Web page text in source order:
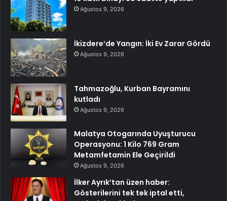
Ağustos 9, 2026
İkizdere’de Yangın: İki Ev Zarar Gördü
Ağustos 9, 2026
Tahmazoğlu, Kurban Bayramını
kutladı
Ağustos 9, 2026
Malatya Otogarında Uyuşturucu
Operasyonu: 1 Kilo 769 Gram
Metamfetamin Ele Geçirildi
Ağustos 9, 2026
İlker Ayrık’tan üzen haber:
Gösterilerini tek tek iptal etti,